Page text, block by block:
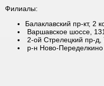
Филиалы:
Балаклавский пр-кт, 2
Варшавское шоссе,
2-ой Стрелецкий пр-д,
р-н Ново-